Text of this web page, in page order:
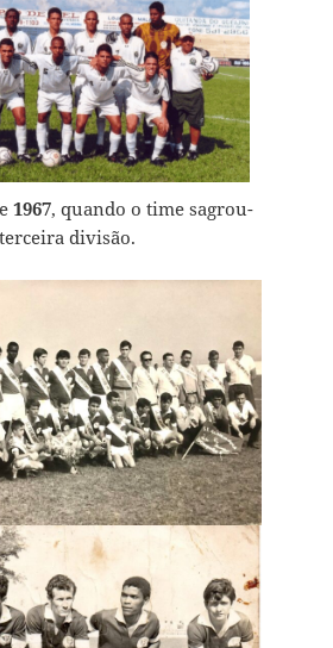
1967, quando o time sagrou-
divisão.